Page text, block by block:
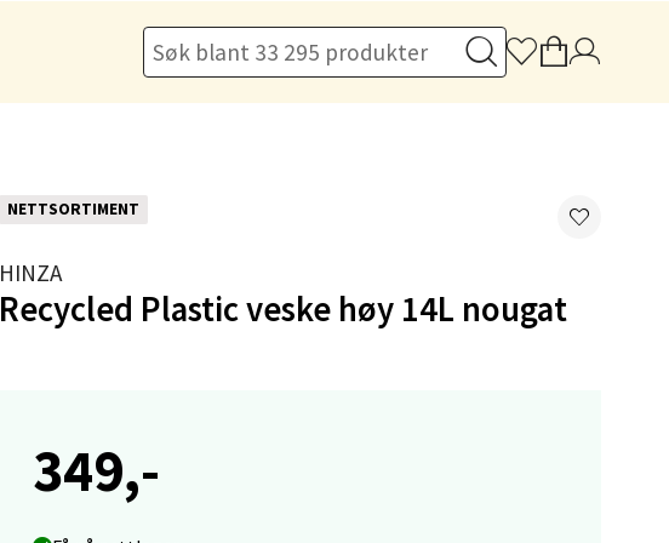
NETTSORTIMENT
HINZA
Recycled Plastic veske høy 14L nougat
349,-